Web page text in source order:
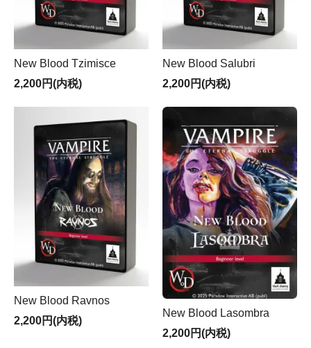
New Blood Tzimisce
2,200円(内税)
New Blood Salubri
2,200円(内税)
New Blood Ravnos
2,200円(内税)
New Blood Lasombra
2,200円(内税)